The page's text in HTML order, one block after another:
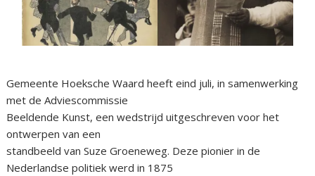
Gemeente Hoeksche Waard heeft eind juli, in samenwerking
met de Adviescommissie
Beeldende Kunst, een wedstrijd uitgeschreven voor het
ontwerpen van een
standbeeld van Suze Groeneweg. Deze pionier in de
Nederlandse politiek werd in 1875